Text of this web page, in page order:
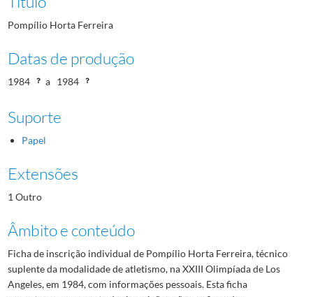
Pompílio Horta Ferreira
Datas de produção
1984 a 1984
Suporte
Papel
Extensões
1 Outro
Âmbito e conteúdo
Ficha de inscrição individual de Pompílio Horta Ferreira, técnico
suplente da modalidade de atletismo, na XXIII Olimpíada de Los
Angeles, em 1984, com informações pessoais. Esta ficha